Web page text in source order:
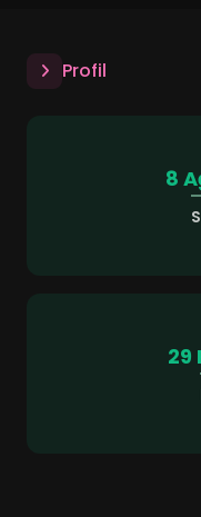
Profil
8
29